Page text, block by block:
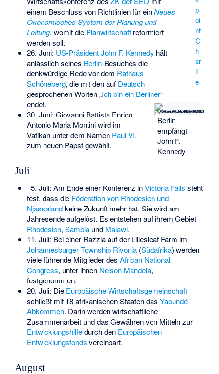
p
oi
nt
C
h
ar
li
e
(c) Bundesarchiv, B 145 Bild-F015843-0010 / Schmitt, Walter / CC-BY-SA 3.0
Berlin
empfängt
John F.
Kennedy
einem Beschluss von Richtlinien für einNeues
Ökonomisches System der Planung und
Leitung, womit die Planwirtschaftreformiert
werden soll.
26. Juni: US-Präsident John F. Kennedy hält
anlässlich seines Berlin-Besuches die
denkwürdige Rede vor dem Rathaus
Schöneberg, die mit den auf Deutsch
gesprochenen Worten „Ich bin ein Berliner“
endet.
30. Juni: Giovanni Battista Enrico
Antonio Maria Montini wird im
Vatikan unter dem Namen Paul VI.
zum neuen Papst gewählt.
Juli
5. Juli: Am Ende einer Konferenz inVictoria Falls steht
fest, dass die Föderation von Rhodesien und
Njassalandkeine Zukunft mehr hat. Sie wird am
Jahresende aufgelöst. Es entstehen auf ihrem Gebiet
Rhodesien, Sambiaund Malawi.
11. Juli: Bei einer Razzia auf der Liliesleaf Farm im
Johannesburger Township Rivonia(Südafrika) werden
viele führende Mitglieder des African National
Congress, unter ihnen Nelson Mandela,
festgenommen.
20. Juli: Die Europäische Wirtschaftsgemeinschaft
schließt mit 18 afrikanischen Staaten das Yaoundé-
Abkommen. Darin werden wirtschaftliche
Zusammenarbeit und das Gewähren von Mitteln zur
Entwicklungshilfedurch den Europäischen
Entwicklungsfonds vereinbart.
August